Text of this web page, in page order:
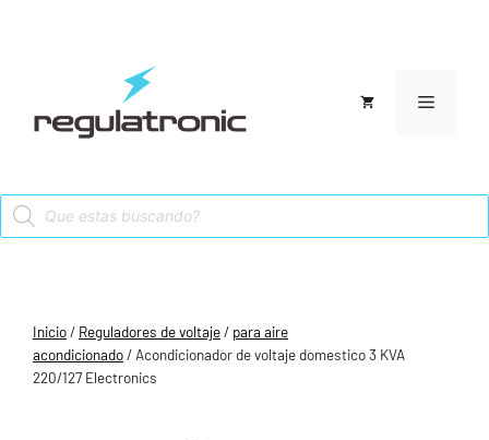
Menú
Products
search
Inicio/ Reguladores de voltaje/ para aire
acondicionado/ Acondicionador de voltaje domestico 3 KVA
220/127 Electronics